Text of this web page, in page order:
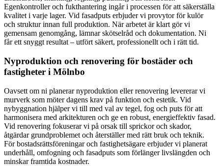
Egenkontroller och fukthantering ingår i processen för att säkerställa
kvalitet i varje lager. Vid fasadputs erbjuder vi provytor för kulör
och struktur innan full produktion. När arbetet är klart gör vi
gemensam genomgång, lämnar skötselråd och dokumentation. Ni
får ett snyggt resultat – utfört säkert, professionellt och i rätt tid.
Nyproduktion och renovering för bostäder och
fastigheter i Mölnbo
Oavsett om ni planerar nyproduktion eller renovering levererar vi
murverk som möter dagens krav på funktion och estetik. Vid
nybyggnation hjälper vi till med val av tegel, fog och puts för att
harmonisera med arkitekturen och ge en robust, energieffektiv fasad.
Vid renovering fokuserar vi på orsak till sprickor och skador,
åtgärdar grundproblemet och återställer med rätt bruk och teknik.
För bostadsrättsföreningar och fastighetsägare erbjuder vi planerat
underhåll, omfogning och fasadputs som förlänger livslängden och
minskar framtida kostnader.